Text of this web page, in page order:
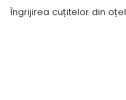
Îngrijirea cuțitelor din oțel